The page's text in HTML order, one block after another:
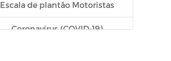
Escala de plantão Motoristas
Coronavírus (COVID-19)